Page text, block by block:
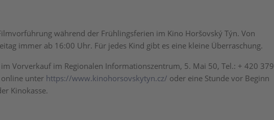
während der Frühlingsferien im Kino Horšovský Týn. Von
immer ab 16:00 Uhr. Für jedes Kind gibt es eine kleine Überraschung.
Vorverkauf im Regionalen Informationszentrum, 5. Mai 50, Tel.: + 420 379
unter https://www.kinohorsovskytyn.cz/ oder eine Stunde vor Beginn
Kinokasse.